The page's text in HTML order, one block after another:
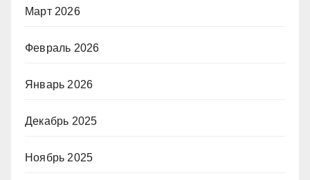
Март 2026
Февраль 2026
Январь 2026
Декабрь 2025
Ноябрь 2025